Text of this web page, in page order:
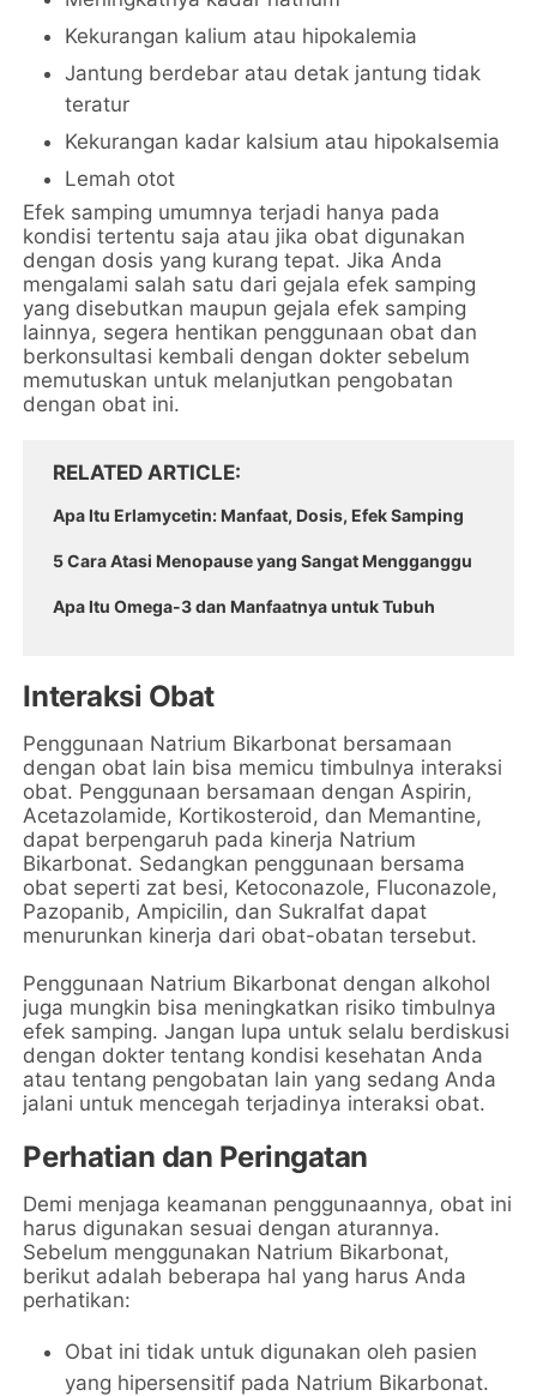
Kekurangan kalium atau hipokalemia
Jantung berdebar atau detak jantung tidak
teratur
Kekurangan kadar kalsium atau hipokalsemia
Lemah otot
Efek samping umumnya terjadi hanya pada
kondisi tertentu saja atau jika obat digunakan
dengan dosis yang kurang tepat. Jika Anda
mengalami salah satu dari gejala efek samping
yang disebutkan maupun gejala efek samping
lainnya, segera hentikan penggunaan obat dan
berkonsultasi kembali dengan dokter sebelum
memutuskan untuk melanjutkan pengobatan
dengan obat ini.
RELATED ARTICLE
Apa Itu Erlamycetin: Manfaat, Dosis, Efek Samping
5 Cara Atasi Menopause yang Sangat Mengganggu
Apa Itu Omega-3 dan Manfaatnya untuk Tubuh
Interaksi Obat
Penggunaan Natrium Bikarbonat bersamaan
dengan obat lain bisa memicu timbulnya interaksi
obat. Penggunaan bersamaan dengan Aspirin,
Acetazolamide, Kortikosteroid, dan Memantine,
dapat berpengaruh pada kinerja Natrium
Bikarbonat. Sedangkan penggunaan bersama
obat seperti zat besi, Ketoconazole, Fluconazole,
Pazopanib, Ampicilin, dan Sukralfat dapat
menurunkan kinerja dari obat-obatan tersebut.
Penggunaan Natrium Bikarbonat dengan alkohol
juga mungkin bisa meningkatkan risiko timbulnya
efek samping. Jangan lupa untuk selalu berdiskusi
dengan dokter tentang kondisi kesehatan Anda
atau tentang pengobatan lain yang sedang Anda
jalani untuk mencegah terjadinya interaksi obat.
Perhatian dan Peringatan
Demi menjaga keamanan penggunaannya, obat ini
harus digunakan sesuai dengan aturannya.
Sebelum menggunakan Natrium Bikarbonat,
berikut adalah beberapa hal yang harus Anda
perhatikan:
Obat ini tidak untuk digunakan oleh pasien
yang hipersensitif pada Natrium Bikarbonat.